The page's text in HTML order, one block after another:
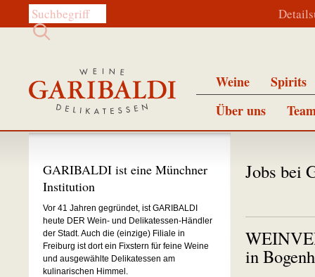
Diese Website durchsuchen:
Weine
Spirits
Über uns
Jobs bei
in
GARIBALDI ist eine Münchner
Institution
Vor 41 Jahren gegründet, ist GARIBALDI
heute DER Wein- und Delikatessen-Händler
der Stadt. Auch die (einzige) Filiale in
Freiburg ist dort ein Fixstern für feine Weine
und ausgewählte Delikatessen am
kulinarischen Himmel.